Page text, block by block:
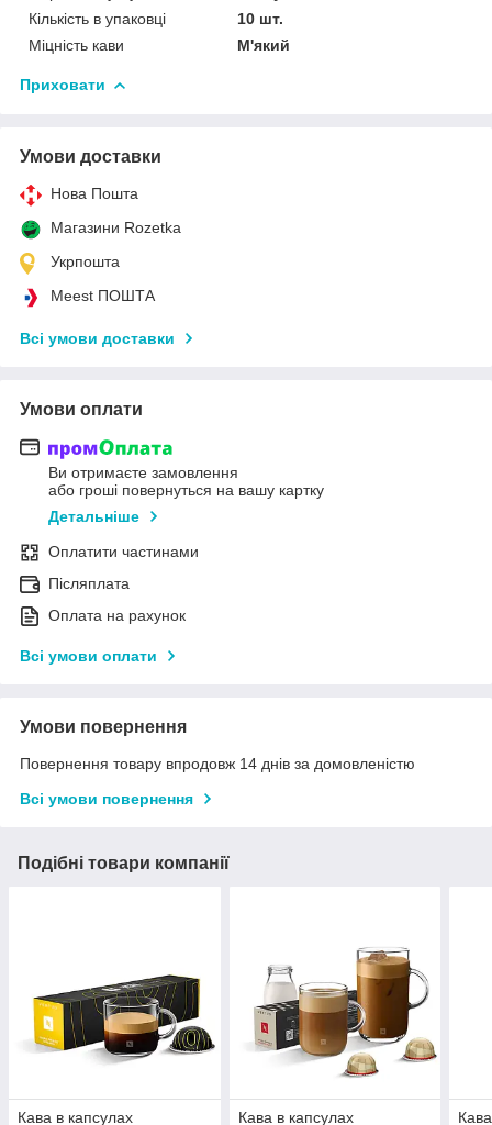
Кількість в упаковці
10 шт.
Міцність кави
М'який
Приховати
Умови доставки
Нова Пошта
Магазини Rozetka
Укрпошта
Meest ПОШТА
Всі умови доставки
Умови оплати
Ви отримаєте замовлення
або гроші повернуться на вашу картку
Детальніше
Оплатити частинами
Післяплата
Оплата на рахунок
Всі умови оплати
Умови повернення
Повернення товару впродовж 14 днів за домовленістю
Всі умови повернення
Подібні товари компанії
Кава в капсулах
Кава в капсулах